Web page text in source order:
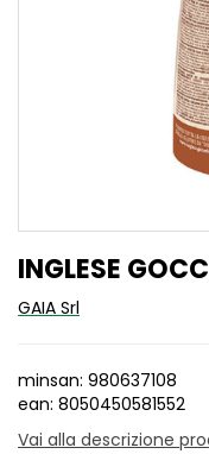
INGLESE
GAIA Srl
minsan: 980637108
ean: 8050450581552
Vai alla descrizione